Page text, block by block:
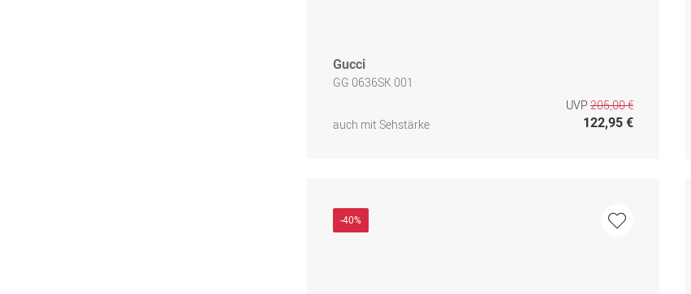
Gucci
GG 0636SK 001
auch mit Sehstärke
UVP 205,00 €
122,95 €
-40%